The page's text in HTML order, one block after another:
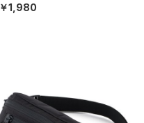
NISEX）
￥1,980